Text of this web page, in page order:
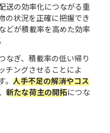
送の効率化につながる重
の状況を正確に把握でき
どが積載率を高めた効率
なぎ、積載率の低い帰り
チングさせることによ
人手不足の解消やコス
新たな荷主の開拓につな